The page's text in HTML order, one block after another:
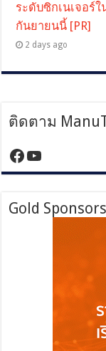
ระดับซิกเนเจอร์
กันยายนนี้ [PR]
2 days ago
ติดตาม
https://
YouTube
Gold Sponsors